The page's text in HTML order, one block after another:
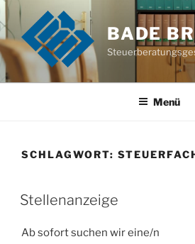
Zum
Inhalt
springen
BADE
Menü
SCHLAGWORT:
Stellenanzeige
Ab sofort suchen wir eine/n